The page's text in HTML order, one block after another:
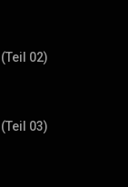
02)
03)